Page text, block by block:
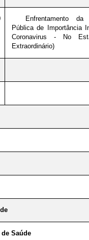
Enfrentamento
Pública de Importância
Coronavirus - No
Extraordinário)
Saúde